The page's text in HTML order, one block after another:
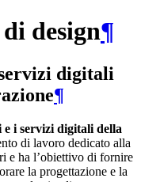
design¶
digitali
¶
i servizi digitali della
di lavoro dedicato alla
e ha l’obiettivo di fornire
la progettazione e la